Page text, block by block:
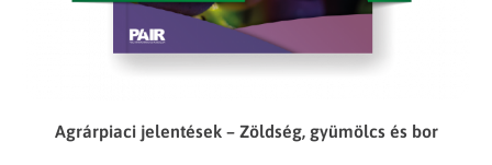
Agrárpiaci jelentések – Zöldség, gyümölcs és bor